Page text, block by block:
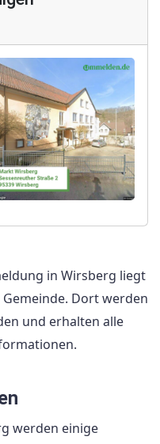
in Wirsberg liegt
Dort werden
und erhalten alle
werden einige